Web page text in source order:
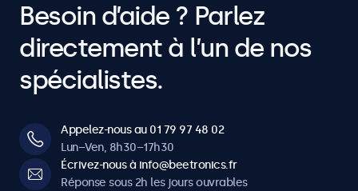
Besoin d’aide ? Parlez
directement à l’un de nos
spécialistes.
Appelez-nous au 01 79 97 48 02
Lun–Ven, 8h30–17h30
Écrivez-nous à info@beetronics.fr
Réponse sous 2h les jours ouvrables